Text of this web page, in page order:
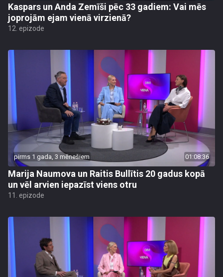
Kaspars un Anda Zemīši pēc 33 gadiem: Vai mēs
joprojām ejam vienā virzienā?
12. epizode
pirms 1 gada, 3 mēnešiem 01:08:36
Marija Naumova un Raitis Bullītis 20 gadus kopā
un vēl arvien iepazīst viens otru
11. epizode